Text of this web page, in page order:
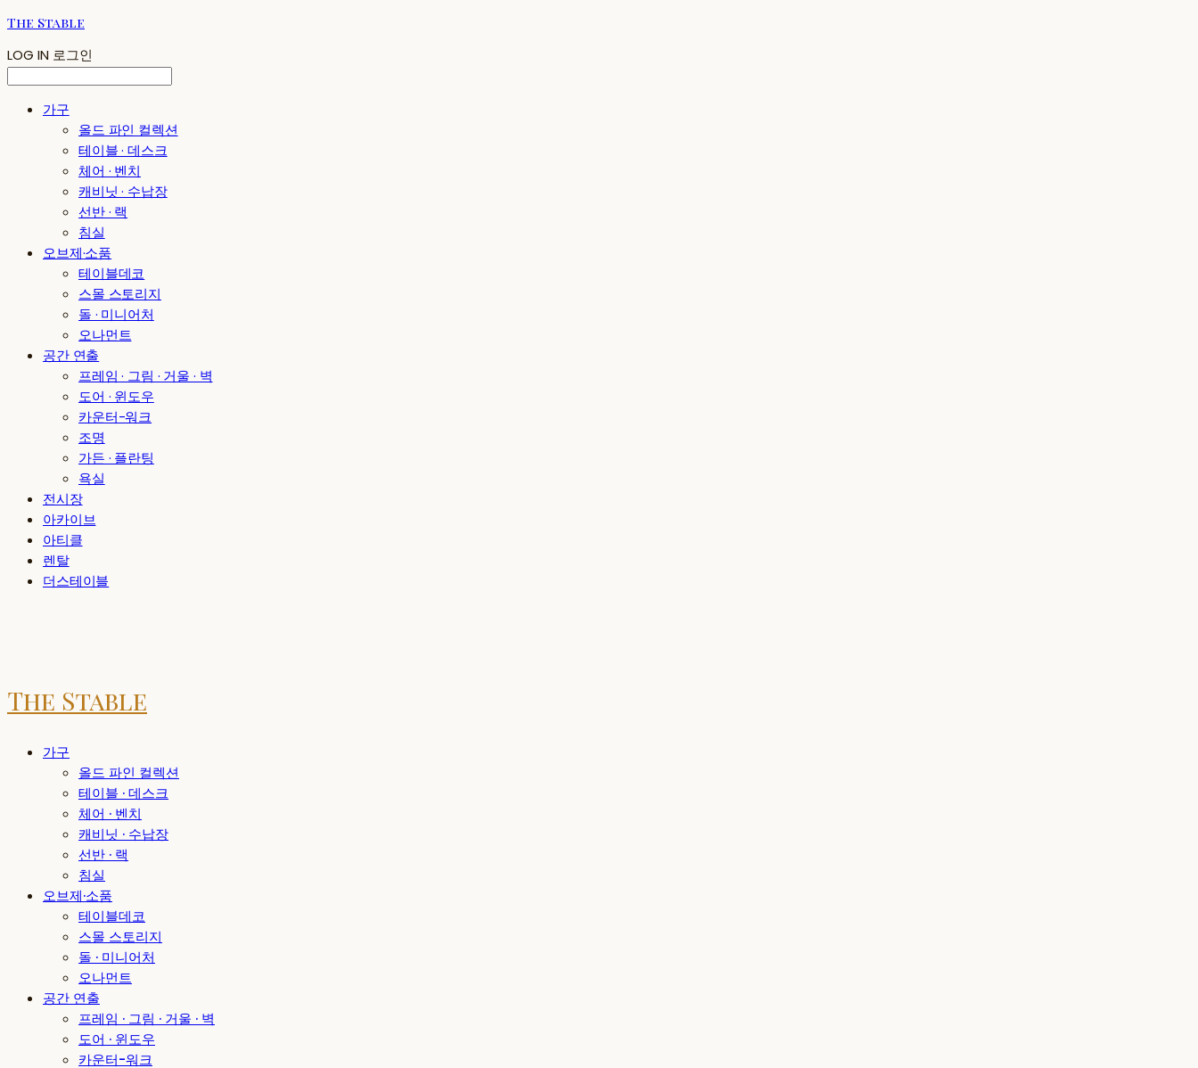
The Stable
LOG IN 로그인
가구
올드 파인 컬렉션
테이블 · 데스크
체어 · 벤치
캐비닛 · 수납장
선반 · 랙
침실
오브제·소품
테이블데코
스몰 스토리지
돌 · 미니어처
오나먼트
공간 연출
프레임 · 그림 · 거울 · 벽
도어 · 윈도우
카운터-워크
조명
가든 · 플란팅
욕실
전시장
아카이브
아티클
렌탈
더스테이블
The Stable
가구
올드 파인 컬렉션
테이블 · 데스크
체어 · 벤치
캐비닛 · 수납장
선반 · 랙
침실
오브제·소품
테이블데코
스몰 스토리지
돌 · 미니어처
오나먼트
공간 연출
프레임 · 그림 · 거울 · 벽
도어 · 윈도우
카운터-워크